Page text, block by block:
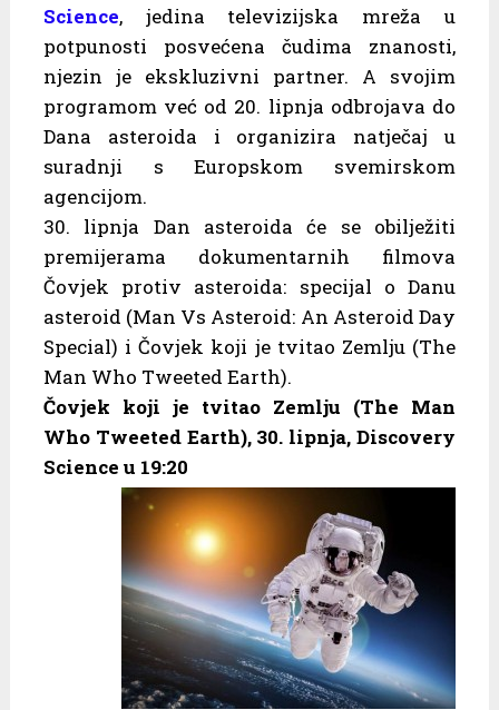
Science, jedina televizijska mreža u
potpunosti posvećena čudima znanosti,
njezin je ekskluzivni partner. A svojim
programom već od 20. lipnja odbrojava do
Dana asteroida i organizira natječaj u
suradnji s Europskom svemirskom
agencijom.
30. lipnja Dan asteroida će se obilježiti
premijerama dokumentarnih filmova
Čovjek protiv asteroida: specijal o Danu
asteroid (Man Vs Asteroid: An Asteroid Day
Special) i Čovjek koji je tvitao Zemlju (The
Man Who Tweeted Earth).
Čovjek koji je tvitao Zemlju (The Man
Who Tweeted Earth), 30. lipnja, Discovery
Science u 19:20